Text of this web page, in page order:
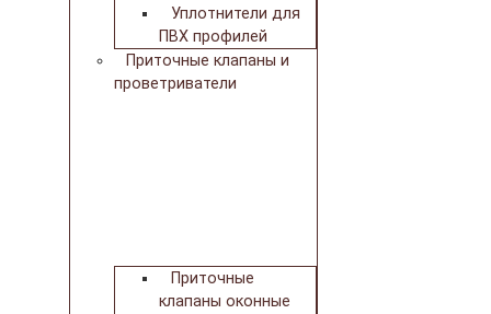
Уплотнители для
ПВХ профилей
Приточные клапаны и
проветриватели
Приточные
клапаны оконные